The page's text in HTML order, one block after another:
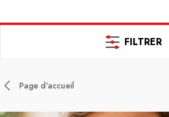
FILTRER
Page d'accueil